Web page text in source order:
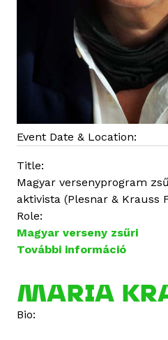
Event Date & Location:
Title:
Magyar versenyprogram
aktivista (Plesnar & Krauss
Role:
Magyar verseny zsűri
További információ
r
i
MARIA
Bio: